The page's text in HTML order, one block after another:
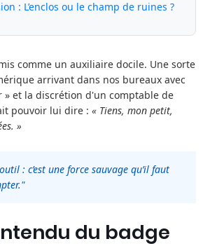
: L’enclos ou le champ de ruines ?
comme un auxiliaire docile. Une sorte
arrivant dans nos bureaux avec
» et la discrétion d'un comptable de
pouvoir lui dire : « Tiens, mon petit,
»
outil : c’est une force sauvage qu’il faut
du badge